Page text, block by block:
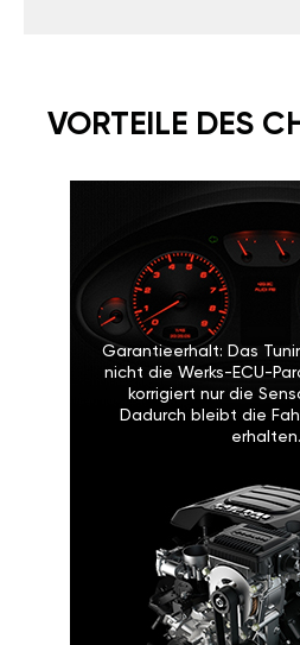
VORTEILE DES
Garantieerhalt: Das
nicht die Werks-ECU-
korrigiert nur die
Dadurch bleibt die
erhalten.